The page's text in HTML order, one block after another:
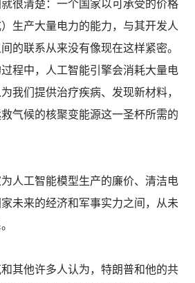
很清楚：一个国家以可承受的价格
）生产大量电力的能力，与其开发人
的联系从来没有像现在这样紧密。
程中，人工智能引擎会消耗大量电
我们提供治疗疾病、发现新材料，
气候的核聚变能源这一圣杯所需的
人工智能模型生产的廉价、清洁电
未来的经济和军事实力之间，从未
其他许多人认为，特朗普和他的共